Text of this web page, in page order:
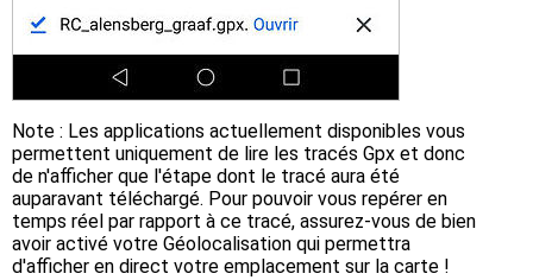
Note : Les applications actuellement disponibles vous
permettent uniquement de lire les tracés Gpx et donc
de n'afficher que l'étape dont le tracé aura été
auparavant téléchargé. Pour pouvoir vous repérer en
temps réel par rapport à ce tracé, assurez-vous de bien
avoir activé votre Géolocalisation qui permettra
d'afficher en direct votre emplacement sur la carte !